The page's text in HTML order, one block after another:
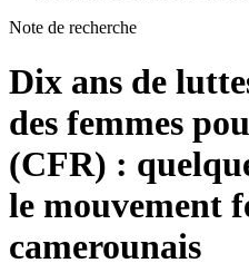
Note de recherche
Dix ans de
des femmes
(CFR) :
le mouvement
camerounais